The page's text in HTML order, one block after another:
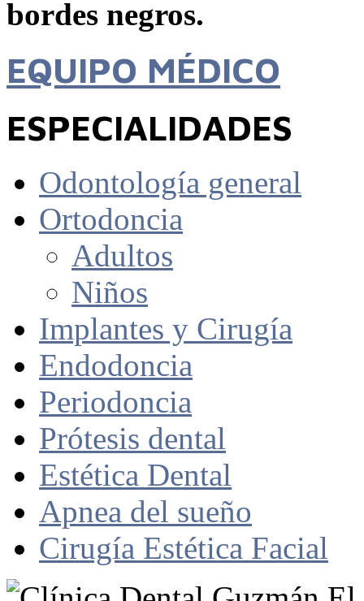
bordes negros.
EQUIPO MÉDICO
ESPECIALIDADES
Odontología general
Ortodoncia
Adultos
Niños
Implantes y Cirugía
Endodoncia
Periodoncia
Prótesis dental
Estética Dental
Apnea del sueño
Cirugía Estética Facial